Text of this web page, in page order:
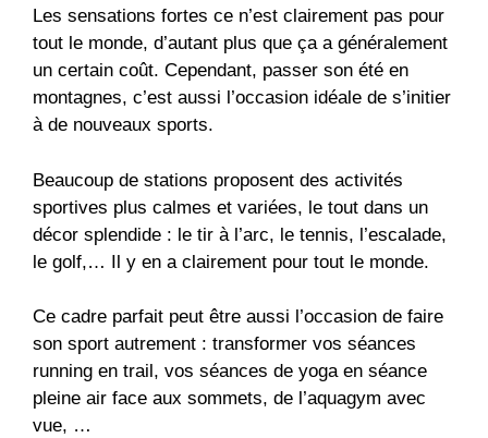
Les sensations fortes ce n’est clairement pas pour
tout le monde, d’autant plus que ça a généralement
un certain coût. Cependant, passer son été en
montagnes, c’est aussi l’occasion idéale de s’initier
à de nouveaux sports.
Beaucoup de stations proposent des activités
sportives plus calmes et variées, le tout dans un
décor splendide : le tir à l’arc, le tennis, l’escalade,
le golf,… Il y en a clairement pour tout le monde.
Ce cadre parfait peut être aussi l’occasion de faire
son sport autrement : transformer vos séances
running en trail, vos séances de yoga en séance
pleine air face aux sommets, de l’aquagym avec
vue, …